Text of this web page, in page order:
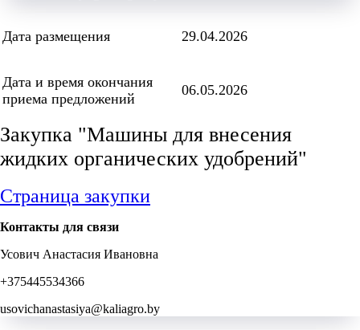
Дата размещения 29.04.2026
Дата и время окончания
приема предложений
06.05.2026
Закупка "Машины для внесения
жидких органических удобрений"
Страница закупки
Контакты для связи
Усович Анастасия Ивановна
+375445534366
usovichanastasiya@kaliagro.by